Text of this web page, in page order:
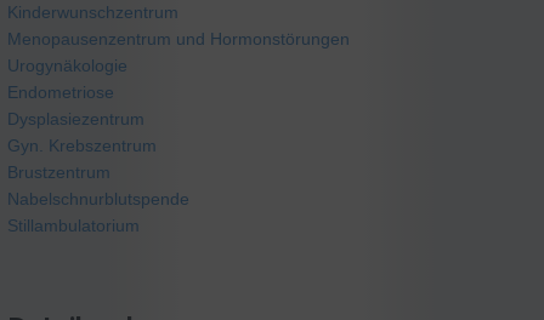
Kinderwunschzentrum
Menopausenzentrum und Hormonstörungen
Urogynäkologie
Endometriose
Dysplasiezentrum
Gyn. Krebszentrum
Brustzentrum
Nabelschnurblutspende
Stillambulatorium